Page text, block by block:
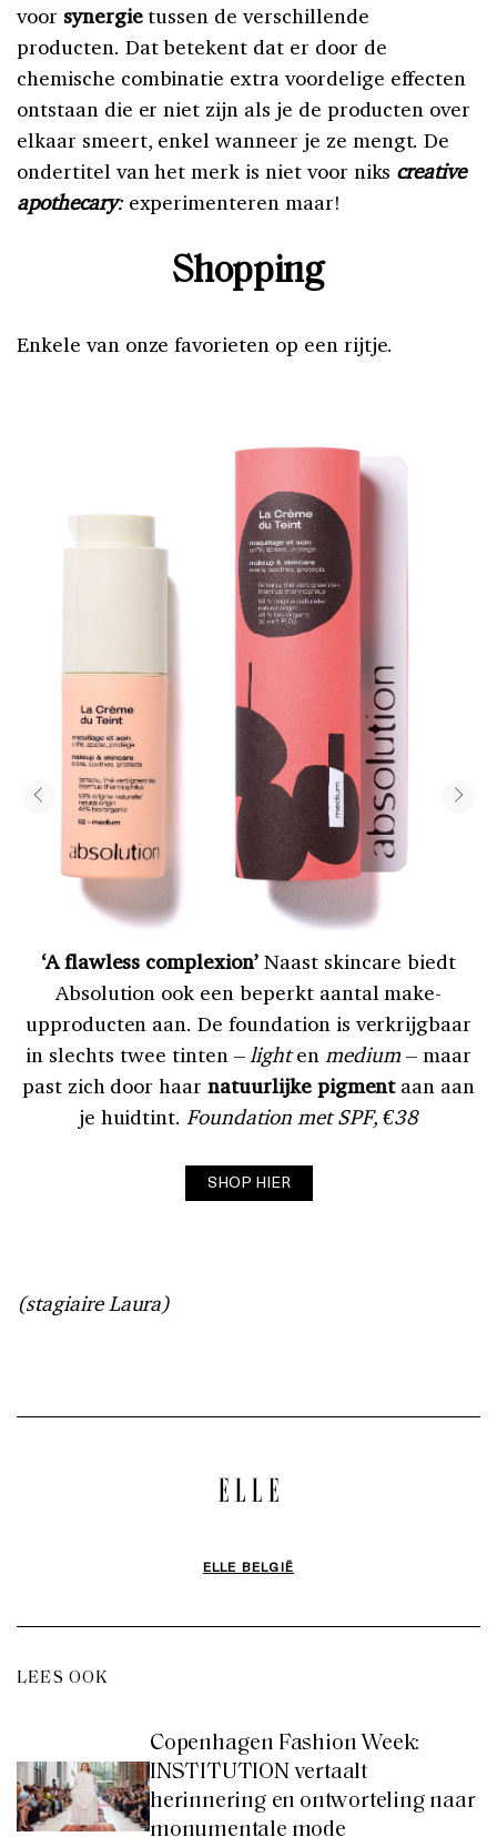
voor synergietussen de verschillende
producten. Dat betekent dat er door de
chemische combinatie extra voordelige effecten
ontstaan die er niet zijn als je de producten over
elkaar smeert, enkel wanneer je ze mengt. De
ondertitel van het merk is niet voor niks creative
apothecary: experimenteren maar!
Shopping
Enkele van onze favorieten op een rijtje.
‘A flawless complexion’Naast skincare biedt
Absolution ook een beperkt aantal make-
upproducten aan. De foundation is verkrijgbaar
in slechts twee tinten –lightenmedium– maar
past zich door haarnatuurlijke pigmentaan aan
je huidtint.Foundation met SPF, €38
SHOP HIER
(stagiaire Laura)
ELLE BELGIË
LEES OOK
Copenhagen Fashion Week:
INSTITUTION vertaalt
herinnering en ontworteling naar
monumentale mode